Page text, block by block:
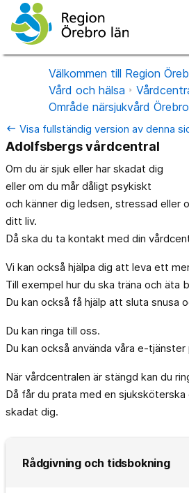
Välkommen till Region
Vård och hälsa
Område närsjukvård Örebro
keyboard_backspace Visa fullständig version av denna
Adolfsbergs vårdcentral
Om du är sjuk eller har skadat dig
eller om du mår dåligt psykiskt
och känner dig ledsen, stressad eller
ditt liv.
Då ska du ta kontakt med din
Vi kan också hjälpa dig att leva ett
Till exempel hur du ska träna och äta
Du kan också få hjälp att sluta snusa
Du kan ringa till oss.
Du kan också använda våra e-tjänster
När vårdcentralen är stängd kan du
Då får du prata med en sjuksköterska
skadat dig.
Rådgivning och tidsbokning